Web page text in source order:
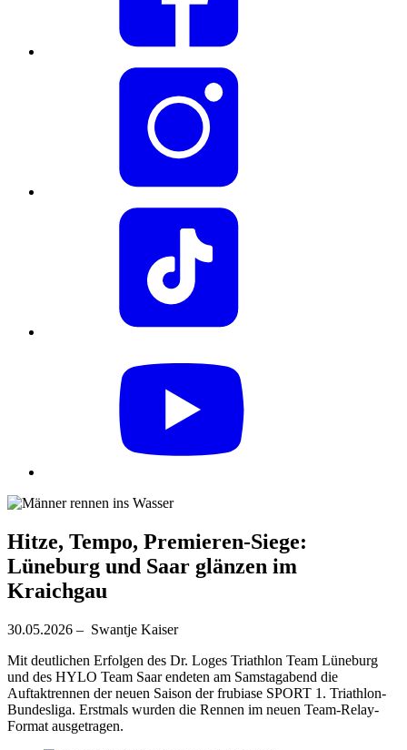
Hitze, Tempo, Premieren-Siege:
Lüneburg und Saar glänzen im
Kraichgau
30.05.2026 – Swantje Kaiser
Mit deutlichen Erfolgen des Dr. Loges Triathlon Team Lüneburg
und des HYLO Team Saar endeten am Samstagabend die
Auftaktrennen der neuen Saison der frubiase SPORT 1. Triathlon-
Bundesliga. Erstmals wurden die Rennen im neuen Team-Relay-
Format ausgetragen.